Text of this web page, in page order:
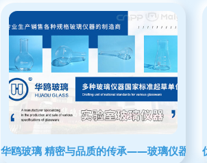
华鸥玻璃 精密与品质的传承——玻璃仪器领